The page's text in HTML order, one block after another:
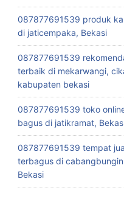
087877691539 produk
di jaticempaka, Bekasi
087877691539
terbaik di mekarwangi,
kabupaten bekasi
087877691539 toko
bagus di jatikramat,
087877691539 tempat
terbagus di
Bekasi